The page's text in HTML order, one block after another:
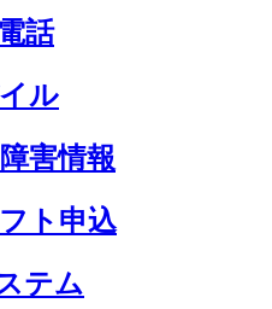
話
ル
害情報
ト申込
テム